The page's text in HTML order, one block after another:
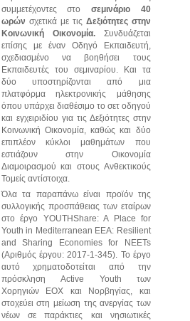
συμμετέχοντες στο σεμινάριο 40
ωρών σχετικά με τις Δεξιότητες στην
Κοινωνική Οικονομία.Συνδυάζεται
επίσης με έναν Οδηγό Εκπαιδευτή,
σχεδιασμένο να βοηθήσει τους
Εκπαιδευτές του σεμιναρίου.
Και
τα
δύο
υποστηρίζονται από
μια
πλατφόρμα
ηλεκτρονικής
μάθησης
όπου υπάρχει διαθέσιμο το σετ οδηγού
και εγχειριδίου για τις Δεξιότητες στην
Κοινωνική Οικονομία, καθώς και δύο
επιπλέον κύκλοι μαθημάτων που
εστιάζουν στην Οικονομία
Διαμοιρασμού και στους Ανθεκτικούς
Τομείς αντίστοιχα.
Όλα τα παραπάνω είναι προϊόν της
συλλογικής προσπάθειας των εταίρων
στο έργο YOUTHShare: A Place for
Youth in Mediterranean EEA: Resilient
and Sharing Economies for NEETs
(Αριθμός έργου: 2017-1-345). Το έργο
αυτό χρηματοδοτείται από την
πρόσκληση Active Youth των
Χορηγιών ΕΟΧ και Νορβηγίας, και
στοχεύει στη μείωση της ανεργίας των
νέων σε παράκτιες και νησιωτικές